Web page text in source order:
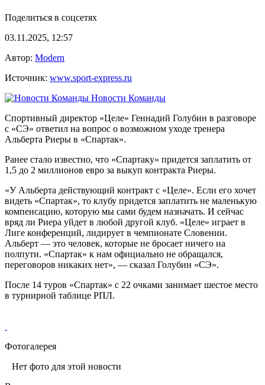
Поделиться в соцсетях
03.11.2025, 12:57
Автор: Modern
Источник: www.sport-express.ru
Новости Команды
Спортивный директор «Целе» Геннадий Голубин в разговоре
с «СЭ» ответил на вопрос о возможном уходе тренера
Альберта Риеры в «Спартак».
Ранее стало известно, что «Спартаку» придется заплатить от
1,5 до 2 миллионов евро за выкуп контракта Риеры.
«У Альберта действующий контракт с «Целе». Если его хочет
видеть «Спартак», то клубу придется заплатить не маленькую
компенсацию, которую мы сами будем назначать. И сейчас
вряд ли Риера уйдет в любой другой клуб. «Целе» играет в
Лиге конференций, лидирует в чемпионате Словении.
Альберт — это человек, которые не бросает ничего на
полпути. «Спартак» к нам официально не обращался,
переговоров никаких нет», — сказал Голубин «СЭ».
После 14 туров «Спартак» с 22 очками занимает шестое место
в турнирной таблице РПЛ.
Фотогалерея
Нет фото для этой новости